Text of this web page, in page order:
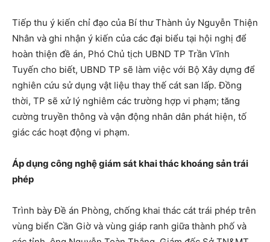
Tiếp thu ý kiến chỉ đạo của Bí thư Thành ủy Nguyễn Thiện
Nhân và ghi nhận ý kiến của các đại biểu tại hội nghị để
hoàn thiện đề án, Phó Chủ tịch UBND TP Trần Vĩnh
Tuyến cho biết, UBND TP sẽ làm việc với Bộ Xây dựng để
nghiên cứu sử dụng vật liệu thay thế cát san lấp. Đồng
thời, TP sẽ xử lý nghiêm các trường hợp vi phạm; tăng
cường truyền thông và vận động nhân dân phát hiện, tố
giác các hoạt động vi phạm.
Áp dụng công nghệ giám sát khai thác khoáng sản trái
phép
Trình bày Đề án Phòng, chống khai thác cát trái phép trên
vùng biển Cần Giờ và vùng giáp ranh giữa thành phố và